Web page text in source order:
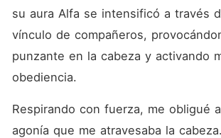
su aura Alfa se intensificó a través
vínculo de compañeros,
punzante en la cabeza y activando
obediencia.
Respirando con fuerza, me obligué
agonía que me atravesaba la